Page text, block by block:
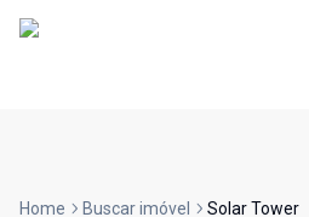
Home Buscar imóvel Solar Tower